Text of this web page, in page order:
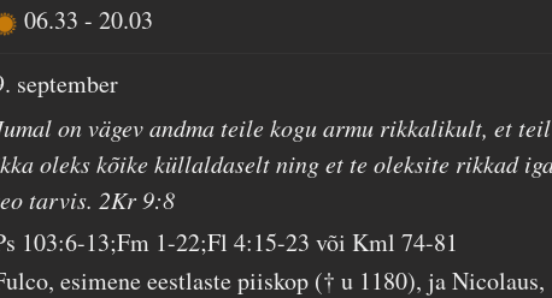
06.33-20.03
september
on vägev andma teile kogu armu rikkalikult, et teil
oleks kõike küllaldaselt ning et te oleksite rikkad
tarvis. 2Kr 9:8
103:6-13;Fm 1-22;Fl 4:15-23 või Kml 74-81
esimene eestlaste piiskop († u 1180), ja Nicolaus,